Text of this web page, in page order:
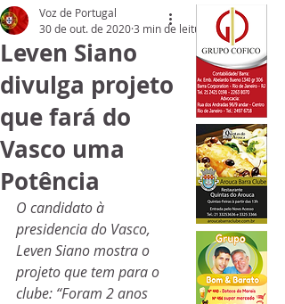
Leven Siano
divulga projeto
que fará do
Vasco uma
Potência
Voz de Portugal
30 de out. de 20203 min de leitura
O candidato à
presidencia do Vasco,
Leven Siano mostra o
projeto que tem para o
clube: “Foram 2 anos